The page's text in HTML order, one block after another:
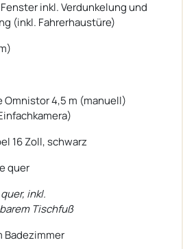
inkl. Verdunkelung und
(inkl. Fahrerhaustüre)
Omnistor 4,5 m (manuell)
16 Zoll, schwarz
quer
inkl.
Tischfuß
Badezimmer